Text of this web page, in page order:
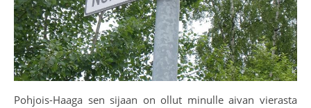
Pohjois-Haaga sen sijaan on ollut minulle aivan vierasta